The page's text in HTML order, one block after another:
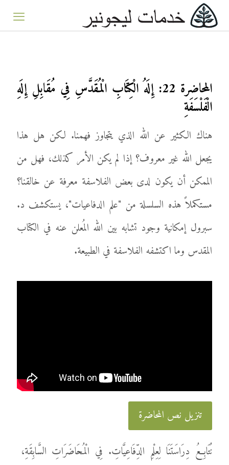
المحاضرة 22: إِلَهُ الْكِتَابِ الْمُقَدَّسِ فِي مُقَابِلِ إِلَهِ
الْفَلْسَفَةِ
هناك الكثير عن الله الذي يتجاوز فهمنا. لكن هل هذا
يجعل الله غير معروف؟ إذا لم يكن الأمر كذلك، فهل من
الممكن أن يكون لدى بعض الفلاسفة معرفة عن خالقنا؟
مستكملاً هذه السلسلة من "علم الدفاعيات"، يستكشف د.
سبرول إمكانية وجود تشابه بين الله المُعلن عنه في الكتاب
المقدس وما اكتشفه الفلاسفة في الطبيعة.
تنزيل نص المحاضرة
نُتَابِعُ دِرَاسَتَنَا لِعِلْمِ الدِّفَاعِيَّاتِ. فِي الْمُحَاضَرَاتِ السَّابِقَةِ،